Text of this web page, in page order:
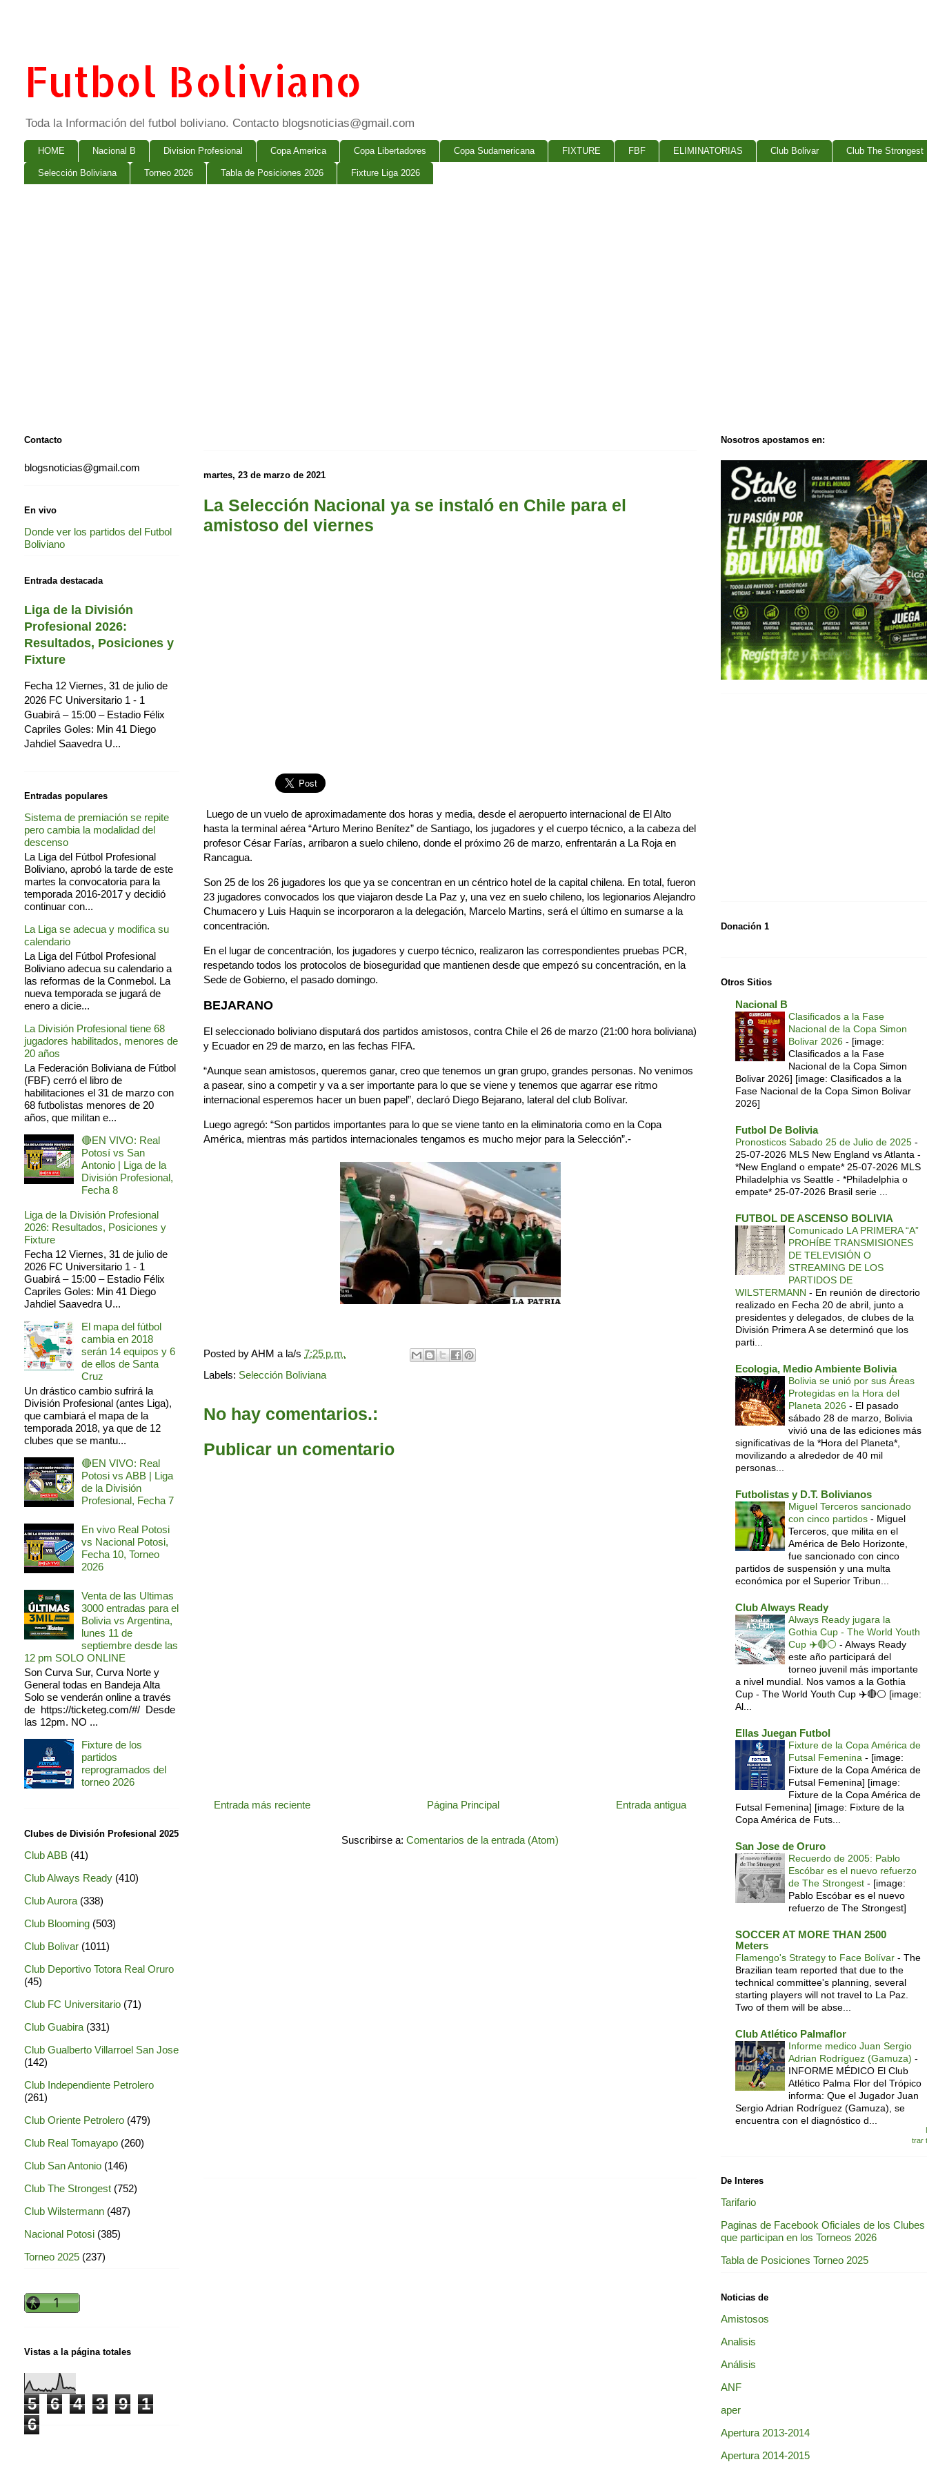
Futbol Boliviano
Toda la Información del futbol boliviano. Contacto blogsnoticias@gmail.com
HOME Nacional B Division Profesional Copa America Copa Libertadores Copa Sudamericana FIXTURE FBF ELIMINATORIAS Club Bolivar Club The Strongest
Selección Boliviana Torneo 2026 Tabla de Posiciones 2026 Fixture Liga 2026
martes, 23 de marzo de 2021
La Selección Nacional ya se instaló en Chile para el
amistoso del viernes
Luego de un vuelo de aproximadamente dos horas y media, desde el aeropuerto internacional de El Alto
hasta la terminal aérea “Arturo Merino Benítez” de Santiago, los jugadores y el cuerpo técnico, a la cabeza del
profesor César Farías, arribaron a suelo chileno, donde el próximo 26 de marzo, enfrentarán a La Roja en
Rancagua.
Son 25 de los 26 jugadores los que ya se concentran en un céntrico hotel de la capital chilena. En total, fueron
23 jugadores convocados los que viajaron desde La Paz y, una vez en suelo chileno, los legionarios Alejandro
Chumacero y Luis Haquin se incorporaron a la delegación, Marcelo Martins, será el último en sumarse a la
concentración.
En el lugar de concentración, los jugadores y cuerpo técnico, realizaron las correspondientes pruebas PCR,
respetando todos los protocolos de bioseguridad que mantienen desde que empezó su concentración, en la
Sede de Gobierno, el pasado domingo.
BEJARANO
El seleccionado boliviano disputará dos partidos amistosos, contra Chile el 26 de marzo (21:00 hora boliviana)
y Ecuador en 29 de marzo, en las fechas FIFA.
“Aunque sean amistosos, queremos ganar, creo que tenemos un gran grupo, grandes personas. No venimos
a pasear, sino a competir y va a ser importante para lo que se viene y tenemos que agarrar ese ritmo
internacional esperemos hacer un buen papel”, declaró Diego Bejarano, lateral del club Bolívar.
Luego agregó: “Son partidos importantes para lo que se viene tanto en la eliminatoria como en la Copa
América, mientras más partidos internacionales tengamos es mucho mejor para la Selección”.-
Posted byAHM a la/s 7:25 p.m.
Labels: Selección Boliviana
No hay comentarios.:
Publicar un comentario
Entrada más reciente Entrada antigua
Página Principal
Suscribirse a: Comentarios de la entrada (Atom)
Contacto
blogsnoticias@gmail.com
En vivo
Donde ver los partidos del Futbol
Boliviano
Entrada destacada
Liga de la División
Profesional 2026:
Resultados, Posiciones y
Fixture
Fecha 12 Viernes, 31 de julio de
2026 FC Universitario 1 - 1
Guabirá – 15:00 – Estadio Félix
Capriles Goles: Min 41 Diego
Jahdiel Saavedra U...
Entradas populares
Sistema de premiación se repite
pero cambia la modalidad del
descenso
La Liga del Fútbol Profesional
Boliviano, aprobó la tarde de este
martes la convocatoria para la
temporada 2016-2017 y decidió
continuar con...
La Liga se adecua y modifica su
calendario
La Liga del Fútbol Profesional
Boliviano adecua su calendario a
las reformas de la Conmebol. La
nueva temporada se jugará de
enero a dicie...
La División Profesional tiene 68
jugadores habilitados, menores de
20 años
La Federación Boliviana de Fútbol
(FBF) cerró el libro de
habilitaciones el 31 de marzo con
68 futbolistas menores de 20
años, que militan e...
🔴EN VIVO: Real
Potosí vs San
Antonio | Liga de la
División Profesional,
Fecha 8
Liga de la División Profesional
2026: Resultados, Posiciones y
Fixture
Fecha 12 Viernes, 31 de julio de
2026 FC Universitario 1 - 1
Guabirá – 15:00 – Estadio Félix
Capriles Goles: Min 41 Diego
Jahdiel Saavedra U...
El mapa del fútbol
cambia en 2018
serán 14 equipos y 6
de ellos de Santa
Cruz
Un drástico cambio sufrirá la
División Profesional (antes Liga),
que cambiará el mapa de la
temporada 2018, ya que de 12
clubes que se mantu...
🔴EN VIVO: Real
Potosi vs ABB | Liga
de la División
Profesional, Fecha 7
En vivo Real Potosi
vs Nacional Potosi,
Fecha 10, Torneo
2026
Venta de las Ultimas
3000 entradas para el
Bolivia vs Argentina,
lunes 11 de
septiembre desde las
12 pm SOLO ONLINE
Son Curva Sur, Curva Norte y
General todas en Bandeja Alta
Solo se venderán online a través
de https://ticketeg.com/#/ Desde
las 12pm. NO ...
Fixture de los
partidos
reprogramados del
torneo 2026
Clubes de División Profesional 2025
Club ABB (41)
Club Always Ready (410)
Club Aurora (338)
Club Blooming (503)
Club Bolivar (1011)
Club Deportivo Totora Real Oruro
(45)
Club FC Universitario (71)
Club Guabira (331)
Club Gualberto Villarroel San Jose
(142)
Club Independiente Petrolero
(261)
Club Oriente Petrolero (479)
Club Real Tomayapo (260)
Club San Antonio (146)
Club The Strongest (752)
Club Wilstermann (487)
Nacional Potosi (385)
Torneo 2025 (237)
Vistas a la página totales
5 6 4 3 9
1
6
Nosotros apostamos en:
Donación 1
Otros Sitios
Nacional B
Clasificados a la Fase
Nacional de la Copa Simon
Bolivar 2026 - [image:
Clasificados a la Fase
Nacional de la Copa Simon
Bolivar 2026] [image: Clasificados a la
Fase Nacional de la Copa Simon Bolivar
2026]
Futbol De Bolivia
Pronosticos Sabado 25 de Julio de 2025 -
25-07-2026 MLS New England vs Atlanta -
*New England o empate* 25-07-2026 MLS
Philadelphia vs Seattle - *Philadelphia o
empate* 25-07-2026 Brasil serie ...
FUTBOL DE ASCENSO BOLIVIA
Comunicado LA PRIMERA “A”
PROHÍBE TRANSMISIONES
DE TELEVISIÓN O
STREAMING DE LOS
PARTIDOS DE
WILSTERMANN - En reunión de directorio
realizado en Fecha 20 de abril, junto a
presidentes y delegados, de clubes de la
División Primera A se determinó que los
parti...
Ecologia, Medio Ambiente Bolivia
Bolivia se unió por sus Áreas
Protegidas en la Hora del
Planeta 2026 - El pasado
sábado 28 de marzo, Bolivia
vivió una de las ediciones más
significativas de la *Hora del Planeta*,
movilizando a alrededor de 40 mil
personas...
Futbolistas y D.T. Bolivianos
Miguel Terceros sancionado
con cinco partidos - Miguel
Terceros, que milita en el
América de Belo Horizonte,
fue sancionado con cinco
partidos de suspensión y una multa
económica por el Superior Tribun...
Club Always Ready
Always Ready jugara la
Gothia Cup - The World Youth
Cup ✈️🔴⚪️ - Always Ready
este año participará del
torneo juvenil más importante
a nivel mundial. Nos vamos a la Gothia
Cup - The World Youth Cup ✈️🔴⚪️ [image:
Al...
Ellas Juegan Futbol
Fixture de la Copa América de
Futsal Femenina - [image:
Fixture de la Copa América de
Futsal Femenina] [image:
Fixture de la Copa América de
Futsal Femenina] [image: Fixture de la
Copa América de Futs...
San Jose de Oruro
Recuerdo de 2005: Pablo
Escóbar es el nuevo refuerzo
de The Strongest - [image:
Pablo Escóbar es el nuevo
refuerzo de The Strongest]
SOCCER AT MORE THAN 2500
Meters
Flamengo's Strategy to Face Bolívar - The
Brazilian team reported that due to the
technical committee's planning, several
starting players will not travel to La Paz.
Two of them will be abse...
Club Atlético Palmaflor
Informe medico Juan Sergio
Adrian Rodríguez (Gamuza) -
INFORME MÉDICO El Club
Atlético Palma Flor del Trópico
informa: Que el Jugador Juan
Sergio Adrian Rodríguez (Gamuza), se
encuentra con el diagnóstico d...
trar
De Interes
Tarifario
Paginas de Facebook Oficiales de los Clubes
que participan en los Torneos 2026
Tabla de Posiciones Torneo 2025
Noticias de
Amistosos
Analisis
Análisis
ANF
aper
Apertura 2013-2014
Apertura 2014-2015